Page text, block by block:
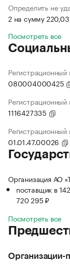
Определить не
2 на сумму
Посмотреть все
080004000425
1116427335
01.01.47.00026
Организация АО
поставщик в
720 295 ₽
Посмотреть все
Организации-